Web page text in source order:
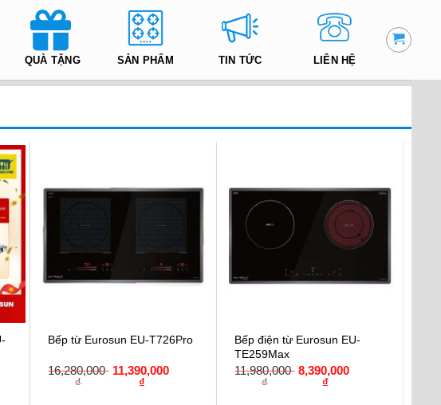
QUÀ TẶNG SẢN PHẨM TIN TỨC LIÊN HỆ
Bếp từ Eurosun EU-T726Pro
16,280,000
₫
11,390,000
₫
Bếp điện từ Eurosun EU-
TE259Max
11,980,000
₫
8,390,000
₫